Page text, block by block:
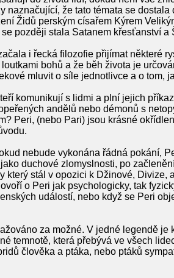
naznačující, že tato témata se
Židů perským císařem Kýrem
později stala Satanem křesťanství a
i řecká filozofie přijímat některé
bohů a že běh života je
mluvit o síle jednotlivce a o tom,
komunikují s lidmi a plní jejich
andělů nebo démonů s
Peri, (nebo Pari) jsou krásné
nebude vykonána řádná pokání,
duchové zlomyslnosti, po
stál v opozici k Džinové, Divize,
o Peri jak psychologicky, tak
událostí, nebo když se Peri
za možné. V jedné legendě je
temnotě, která přebývá ve všech
člověka a ptáka, nebo ptáků